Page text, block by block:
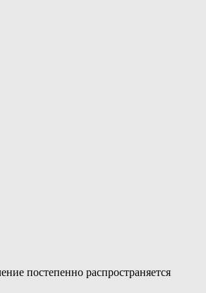
постепенно распространяется